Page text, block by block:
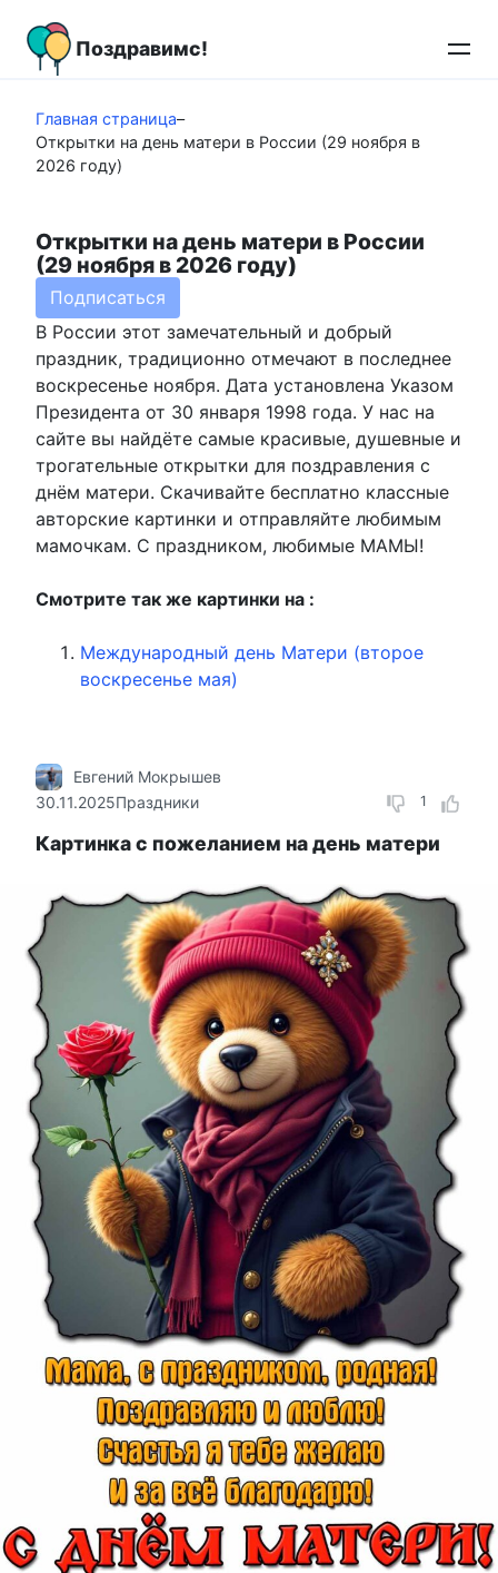
контенту
Поздравимс!
Главная страница–
Открытки на день матери в России (29 ноября в
2026 году)
Открытки на день матери в России
(29 ноября в 2026 году)
Подписаться
В России этот замечательный и добрый
праздник, традиционно отмечают в последнее
воскресенье ноября. Дата установлена Указом
Президента от 30 января 1998 года. У нас на
сайте вы найдёте самые красивые, душевные и
трогательные открытки для поздравления с
днём матери. Скачивайте бесплатно классные
авторские картинки и отправляйте любимым
мамочкам. С праздником, любимые МАМЫ!
Смотрите так же картинки на :
Международный день Матери (второе
воскресенье мая)
1
Евгений Мокрышев
30.11.2025Праздники
Картинка с пожеланием на день матери